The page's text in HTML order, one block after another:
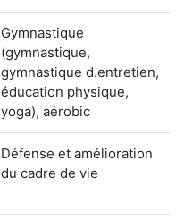
Gymnastique
(gymnastique,
gymnastique d.entretien,
éducation physique,
yoga), aérobic
Défense et amélioration
du cadre de vie